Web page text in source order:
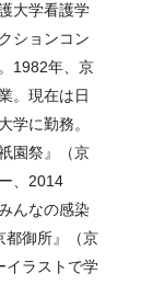
大学看護学
ションコン
1982年、京
。現在は日
学に勤務。
園祭』（京
、2014
んなの感染
都御所』（京
イラストで学